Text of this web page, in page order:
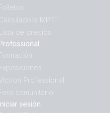
MPPT
de precios
Professional
comunitario
sesión